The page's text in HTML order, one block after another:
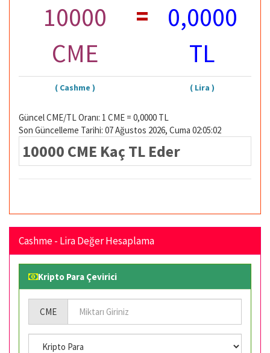
10000
CME
=
0,0000
TL
( Cashme ) ( Lira )
Güncel CME/TL Oranı: 1 CME = 0,0000 TL
Son Güncelleme Tarihi: 07 Ağustos 2026, Cuma 02:05:02
10000 CME Kaç TL Eder
Cashme - Lira Değer Hesaplama
Kripto Para Çevirici
CME